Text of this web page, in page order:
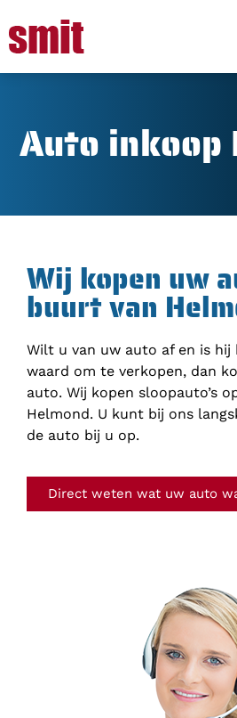
Auto inkoop
Wij kopen uw
buurt van
Wilt u van uw auto af en is hij
waard om te verkopen, dan
auto. Wij kopen sloopauto’s
Helmond. U kunt bij ons
de auto bij u op.
Direct weten wat uw auto